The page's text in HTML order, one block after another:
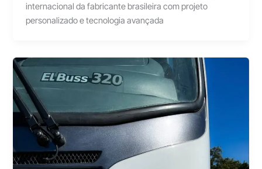
internacional da fabricante brasileira com projeto
personalizado e tecnologia avançada